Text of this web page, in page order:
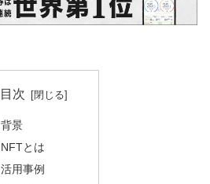
目次
背景
NFTとは
活用事例